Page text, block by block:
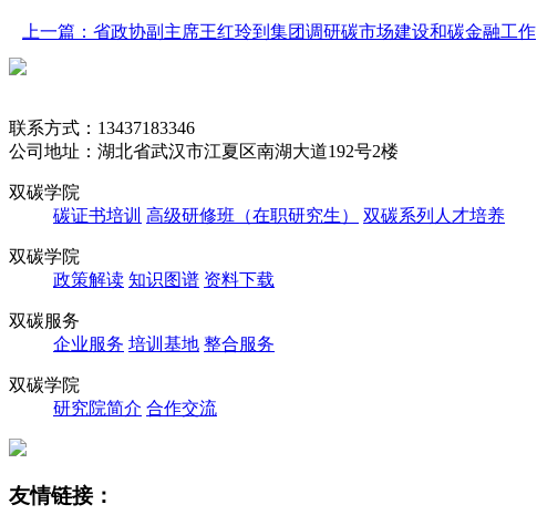
上一篇：省政协副主席王红玲到集团调研碳市场建设和碳金融工作
联系方式：13437183346
公司地址：湖北省武汉市江夏区南湖大道192号2楼
双碳学院
碳证书培训 高级研修班（在职研究生） 双碳系列人才培养
双碳学院
政策解读 知识图谱 资料下载
双碳服务
企业服务 培训基地 整合服务
双碳学院
研究院简介 合作交流
友情链接：